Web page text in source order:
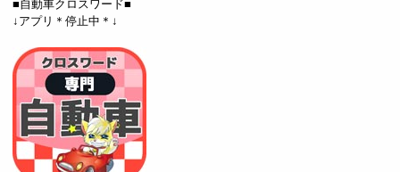
■自動車クロスワード■
↓アプリ＊停止中＊↓